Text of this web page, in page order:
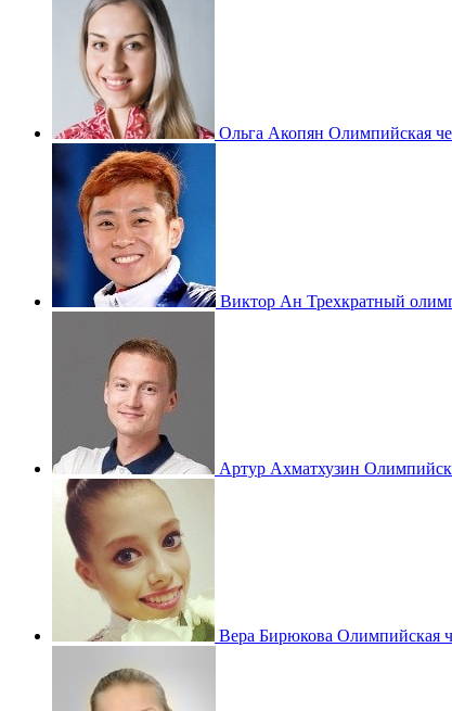
Ольга Акопян Олимпийская
Виктор Ан Трехкратный
Артур Ахматхузин
Вера Бирюкова Олимпийская